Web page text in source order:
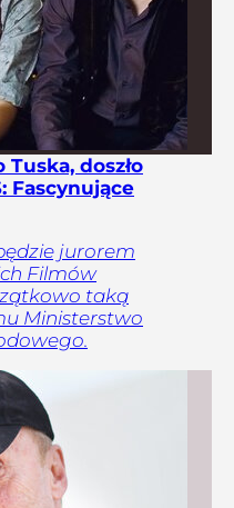
doszło
Fascynujące
jurorem
Filmów
taką
Ministerstwo